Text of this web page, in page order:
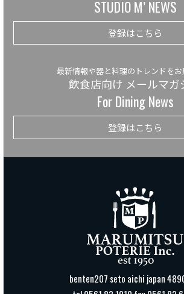
STUDIO M’ NEWS
登録はこちら
最新情報や器と料理のトレンドをお
飲食店向け メールマガ
For Dining News
登録はこちら
benten207 seto aichi japan